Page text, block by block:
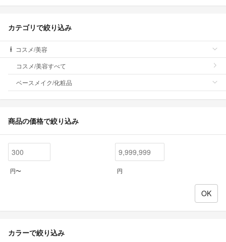
カテゴリで絞り込み
コスメ/美容
コスメ/美容すべて
ベースメイク/化粧品
商品の価格で絞り込み
円〜 円
カラーで絞り込み